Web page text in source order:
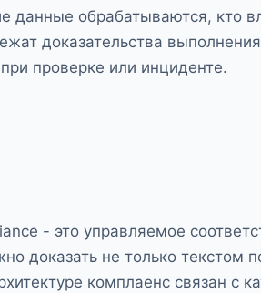
данные обрабатываются, кто
доказательства
проверке или инциденте.
- это управляемое
доказать не только текстом
комплаенс связан с